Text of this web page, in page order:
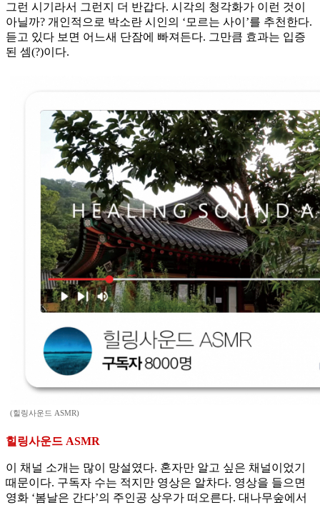
그런 시기라서 그런지 더 반갑다. 시각의 청각화가 이런 것이
아닐까? 개인적으로 박소란 시인의 ‘모르는 사이’를 추천한다.
듣고 있다 보면 어느새 단잠에 빠져든다. 그만큼 효과는 입증
된 셈(?)이다.
(힐링사운드 ASMR)
힐링사운드 ASMR
이 채널 소개는 많이 망설였다. 혼자만 알고 싶은 채널이었기
때문이다. 구독자 수는 적지만 영상은 알차다. 영상을 들으면
영화 ‘봄날은 간다’의 주인공 상우가 떠오른다. 대나무숲에서